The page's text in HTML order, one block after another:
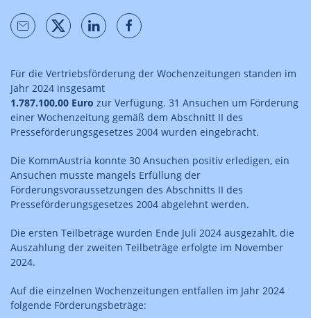
Für die Vertriebsförderung der Wochenzeitungen standen im
Jahr 2024 insgesamt
1.787.100,00 Euro zur Verfügung. 31 Ansuchen um Förderung
einer Wochenzeitung gemäß dem Abschnitt II des
Presseförderungsgesetzes 2004 wurden eingebracht.
Die KommAustria konnte 30 Ansuchen positiv erledigen, ein
Ansuchen musste mangels Erfüllung der
Förderungsvoraussetzungen des Abschnitts II des
Presseförderungsgesetzes 2004 abgelehnt werden.
Die ersten Teilbeträge wurden Ende Juli 2024 ausgezahlt, die
Auszahlung der zweiten Teilbeträge erfolgte im November
2024.
Auf die einzelnen Wochenzeitungen entfallen im Jahr 2024
folgende Förderungsbeträge: